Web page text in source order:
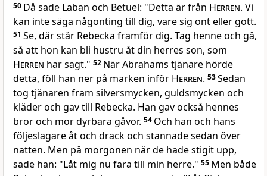
50 Då sade Laban och Betuel: "Detta är från Herren. Vi
kan inte säga någonting till dig, vare sig ont eller gott.
51 Se, där står Rebecka framför dig. Tag henne och gå,
så att hon kan bli hustru åt din herres son, som
Herren har sagt." 52 När Abrahams tjänare hörde
detta, föll han ner på marken inför Herren. 53Sedan
tog tjänaren fram silversmycken, guldsmycken och
kläder och gav till Rebecka. Han gav också hennes
bror och mor dyrbara gåvor. 54 Och han och hans
följeslagare åt och drack och stannade sedan över
natten. Men på morgonen när de hade stigit upp,
sade han: "Låt mig nu fara till min herre." 55 Men både